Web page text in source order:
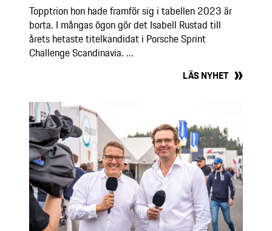
Topptrion hon hade framför sig i tabellen 2023 är
borta. I mångas ögon gör det Isabell Rustad till
årets hetaste titelkandidat i Porsche Sprint
Challenge Scandinavia. ...
LÄS NYHET